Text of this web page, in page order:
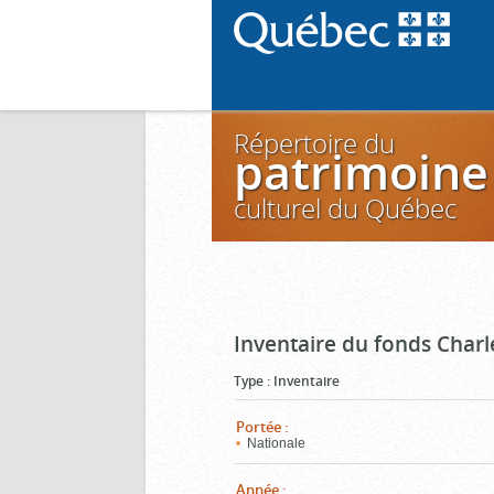
Répertoire du
patrimoine
culturel du Québec
Inventaire du fonds
Type : Inventaire
Portée :
Nationale